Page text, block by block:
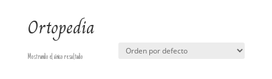
Ortopedia
Mostrando el único resultado